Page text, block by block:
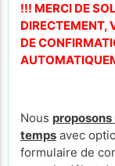
!!! MERCI DE
DIRECTEMENT,
DE
Nous
temps avec
formulaire de